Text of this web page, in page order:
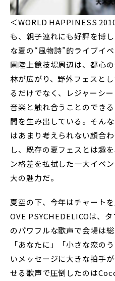
＜WORLD HAPPINESS
も、親子連れにも好評を博
な夏の“風物詩”的ライブイ
園陸上競技場周辺は、都心
林が広がり、野外フェスと
るだけでなく、レジャーシ
音楽と触れ合うことのでき
間を生み出している。そん
はあまり考えられない顔合
し、既存の夏フェスとは趣
ン格差を払拭した一大イベ
大の魅力だ。
夏空の下、今年はチャート
OVE PSYCHEDELICOは、
のパワフルな歌声で会場は
「あなたに」「小さな恋の
いメッセージに大きな拍手
せる歌声で圧倒したのは